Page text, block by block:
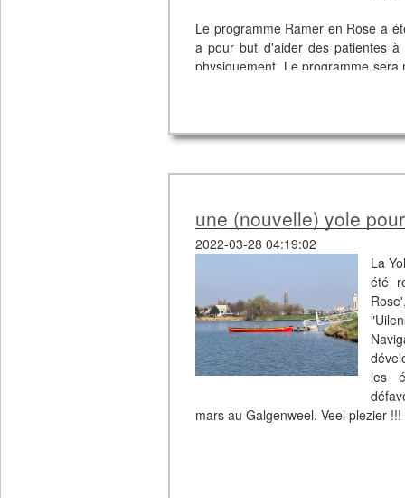
Le programme Ramer en Rose a
a pour but d'aider des patientes
physiquement. Le programme
une (nouvelle) yole
2022-03-28 04:19:02
La
été
les
mars au Galgenweel. Veel plezier !!!